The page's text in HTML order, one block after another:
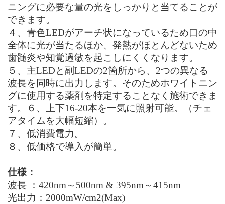
ニングに必要な量の光をしっかりと当てることが
できます。
４、青色LEDがアーチ状になっているため口の中
全体に光が当たるほか、発熱がほとんどないため
歯髄炎や知覚過敏を起こしにくくなります。
５、主LEDと副LEDの2箇所から、2つの異なる
波長を同時に出力します。そのためホワイトニン
グに使用する薬剤を特定することなく施術できま
す。６、上下16-20本を一気に照射可能。（チェ
アタイムを大幅短縮）。
７、低消費電力。
８、低価格で導入が簡単。
仕様：
波長 ： 420nm～500nm & 395nm～415nm
光出力 ： 2000mW/cm2(Max)